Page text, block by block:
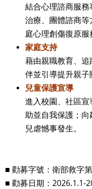
結合心理諮商服
治療、團體諮商
庭心理創傷復原服
家庭支持
藉由親職教育、
伴並引導提升親子
兒童保護宣導
進入校園、社區
助並自我保護；
兒虐憾事發生。
■ 勸募字號：衛部救字
■ 勸募日期：2026.1.1-